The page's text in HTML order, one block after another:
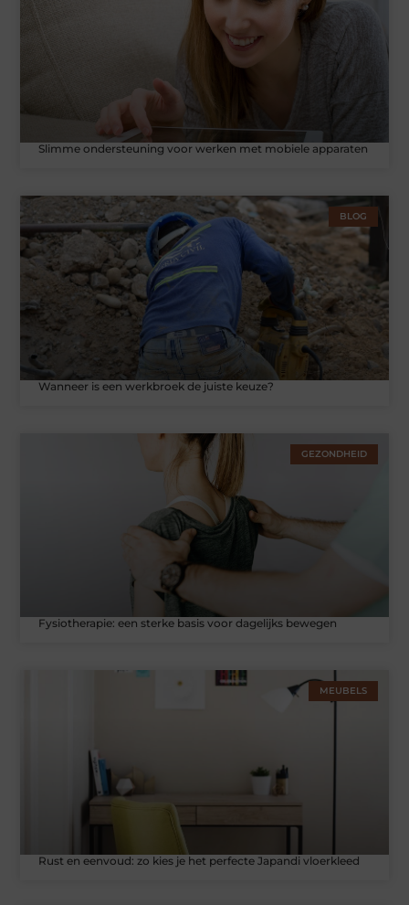
Slimme ondersteuning voor werken met mobiele apparaten
BLOG
Wanneer is een werkbroek de juiste keuze?
GEZONDHEID
Fysiotherapie: een sterke basis voor dagelijks bewegen
MEUBELS
Rust en eenvoud: zo kies je het perfecte Japandi vloerkleed